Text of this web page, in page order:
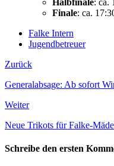
Finale: ca.
Falke Intern
Jugendbetreuer
Zurück
Generalabsage: Ab sofort
Weiter
Neue Trikots für Falke-
Schreibe den ersten